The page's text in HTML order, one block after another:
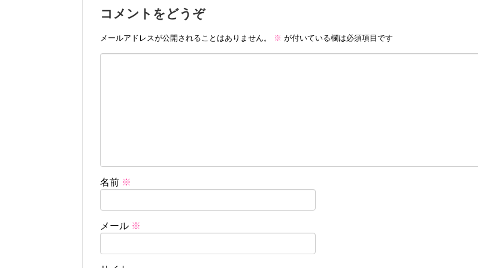
コメントをどうぞ
メールアドレスが公開されることはありません。 ※ が付いている欄は必須項目です
名前 ※
メール ※